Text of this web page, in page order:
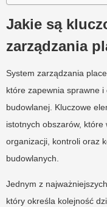
Jakie są
zarządzania
System zarządzania
które zapewnia sprawne
budowlanej. Kluczowe
istotnych obszarów,
organizacji, kontroli oraz
budowlanych.
Jednym z
który określa kolejność